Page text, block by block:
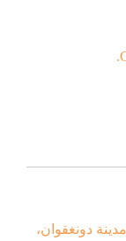
دونغقوان،